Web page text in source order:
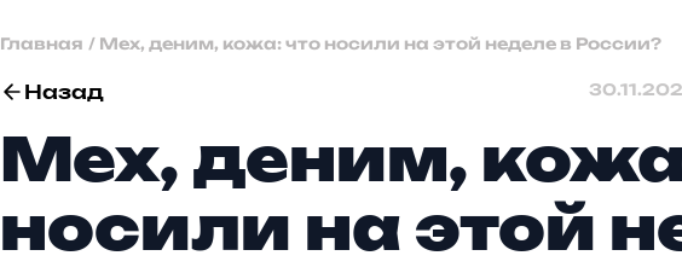
Главная / Мех, деним, кожа: что носили на этой неделе в России?
Назад
Мех, деним,
носили на этой